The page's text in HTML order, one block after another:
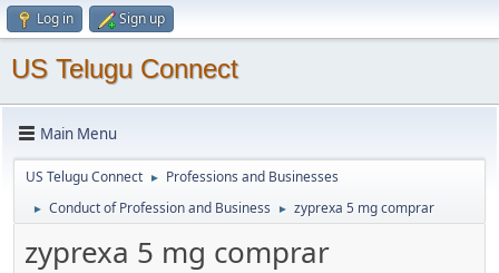
Log in Sign up
US Telugu Connect
Main Menu
US Telugu Connect ► Professions and Businesses
► Conduct of Profession and Business ► zyprexa 5 mg comprar
zyprexa 5 mg comprar